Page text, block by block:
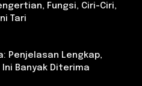
Fungsi, Ciri-Ciri,
Tari
Penjelasan Lengkap,
Banyak Diterima